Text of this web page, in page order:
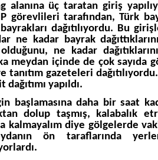
alanına üç taratan giriş
görevlileri tarafından, Türk
dağıtılıyordu. Bu
ne kadar bayrak
ne kadar
meydan içinde de çok sayıda
tanıtım gazeteleri
yapıldı.
başlamasına daha bir saat
dolup taşmış, kalabalık
kalmayalım diye gölgelerde
ön taraflarında